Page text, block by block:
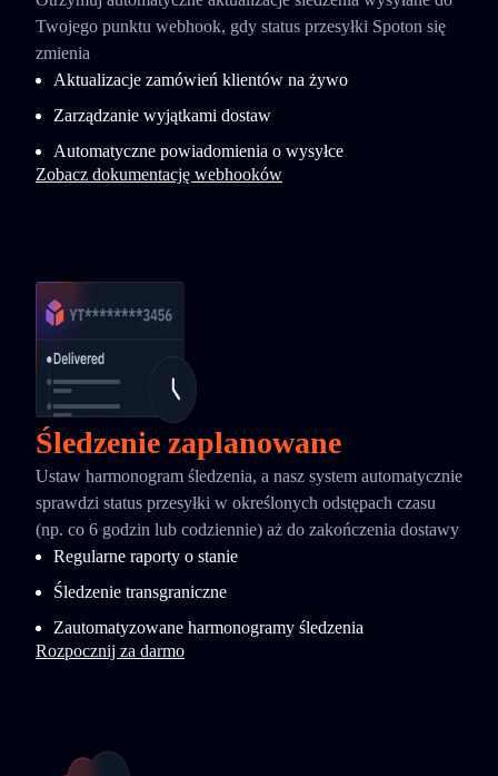
Twojego punktu webhook, gdy status przesyłki Spoton się
zmienia
Aktualizacje zamówień klientów na żywo
Zarządzanie wyjątkami dostaw
Automatyczne powiadomienia o wysyłce
Zobacz dokumentację webhooków
Śledzenie zaplanowane
Ustaw harmonogram śledzenia, a nasz system automatycznie
sprawdzi status przesyłki w określonych odstępach czasu
(np. co 6 godzin lub codziennie) aż do zakończenia dostawy
Regularne raporty o stanie
Śledzenie transgraniczne
Zautomatyzowane harmonogramy śledzenia
Rozpocznij za darmo